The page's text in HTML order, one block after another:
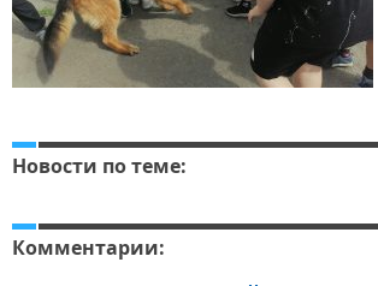
Новости по теме:
Комментарии: